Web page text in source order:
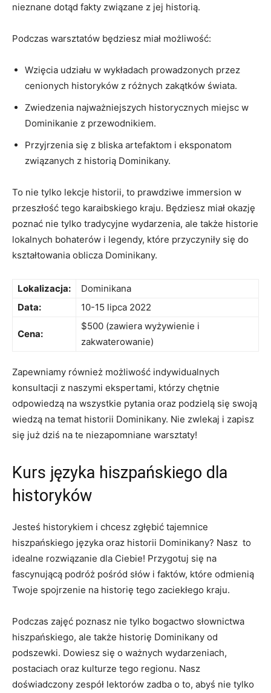
⁤nieznane dotąd fakty​ związane z jej historią.
Podczas warsztatów ⁤będziesz miał ⁣możliwość:
Wzięcia⁤ udziału w⁤ wykładach prowadzonych przez
cenionych historyków z różnych​ zakątków świata.
Zwiedzenia najważniejszych historycznych miejsc w
Dominikanie z⁣ przewodnikiem.
Przyjrzenia się z⁢ bliska artefaktom i eksponatom
związanych ‍z historią Dominikany.
To nie tylko ⁤lekcje historii, to prawdziwe⁢ immersion w
przeszłość tego karaibskiego‌ kraju. Będziesz miał ⁢okazję
poznać nie tylko tradycyjne​ wydarzenia, ale także⁣ historie
‌lokalnych bohaterów​ i legendy, które przyczyniły⁣ się do
kształtowania oblicza Dominikany.
Lokalizacja:
Dominikana
Data:
10-15 lipca 2022
Cena:
$500 (zawiera ‍wyżywienie⁤ i
zakwaterowanie)
Zapewniamy również możliwość‌ indywidualnych
konsultacji z naszymi ekspertami, ⁣którzy chętnie
odpowiedzą na wszystkie pytania oraz ‍podzielą ⁤się ⁤swoją⁢
wiedzą ⁣na temat historii Dominikany. Nie zwlekaj i zapisz
się już ⁢dziś na te niezapomniane warsztaty!
Kurs języka hiszpańskiego dla
⁣historyków
Jesteś historykiem i chcesz zgłębić tajemnice
‍hiszpańskiego języka oraz historii ⁣Dominikany? Nasz ⁤ ‍to
idealne rozwiązanie​ dla Ciebie! Przygotuj się na
fascynującą⁤ podróż pośród słów i faktów,⁣ które odmienią
Twoje‌ spojrzenie na historię‍ tego zaciekłego ⁣kraju.
Podczas zajęć‍ poznasz​ nie tylko bogactwo‌ słownictwa
hiszpańskiego, ale ⁤także⁤ historię Dominikany od
podszewki.⁢ Dowiesz się ‍o ⁣ważnych wydarzeniach, ​
postaciach oraz kulturze tego regionu. Nasz
doświadczony ‌zespół lektorów zadba o‌ to, abyś nie tylko⁤